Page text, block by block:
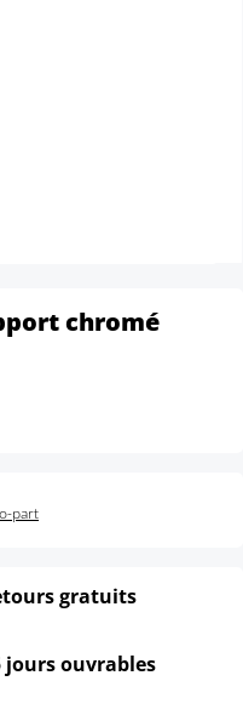
chromé
part
gratuits
jours ouvrables